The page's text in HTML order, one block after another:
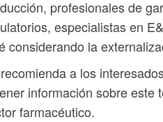
profesionales de
especialistas en
considerando la
a los
información sobre este
farmacéutico.